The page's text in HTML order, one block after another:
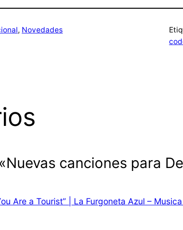
, Novedades
canciones para
Are a Tourist” | La Furgoneta Azul –